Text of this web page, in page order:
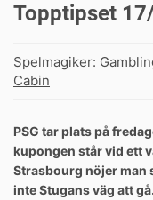
Topptipset
Spelmagiker:
Cabin
PSG tar plats på
kupongen står vid ett
Strasbourg nöjer man
inte Stugans väg att